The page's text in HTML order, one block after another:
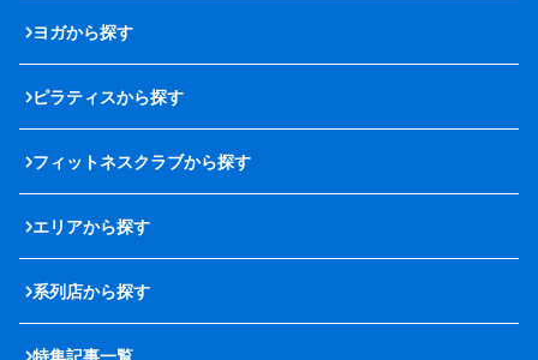
ヨガから探す
ピラティスから探す
フィットネスクラブから探す
エリアから探す
系列店から探す
特集記事一覧